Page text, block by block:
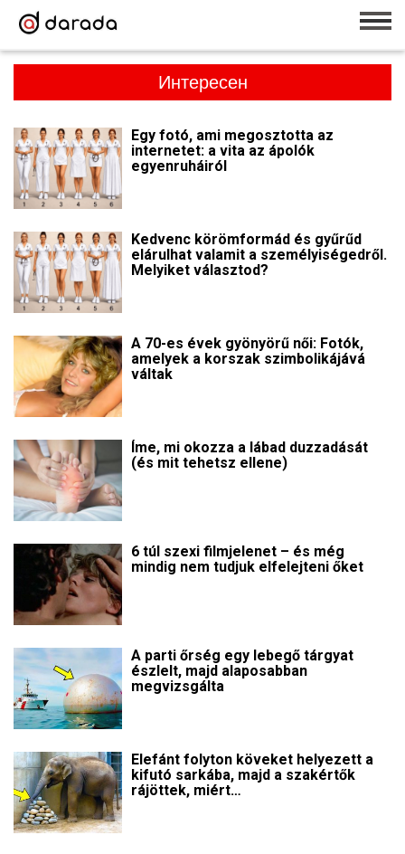
Интересен
Egy fotó, ami megosztotta az
internetet: a vita az ápolók
egyenruháiról
Kedvenc körömformád és gyűrűd
elárulhat valamit a személyiségedről.
Melyiket választod?
A 70-es évek gyönyörű női: Fotók,
amelyek a korszak szimbolikájává
váltak
Íme, mi okozza a lábad duzzadását
(és mit tehetsz ellene)
6 túl szexi filmjelenet – és még
mindig nem tudjuk elfelejteni őket
A parti őrség egy lebegő tárgyat
észlelt, majd alaposabban
megvizsgálta
Elefánt folyton köveket helyezett a
kifutó sarkába, majd a szakértők
rájöttek, miért…